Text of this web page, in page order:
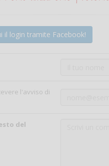
il login tramite Facebook!
l'avviso di
del